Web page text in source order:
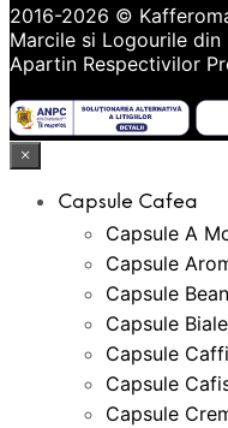
2016-2026 ©
Marcile si Logourile din
Apartin Respectivilor
×
Capsule Cafea
Capsule A
Capsule
Capsule
Capsule
Capsule
Capsule
Capsule